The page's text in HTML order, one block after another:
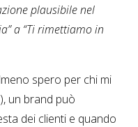
plausibile nel
a “Ti rimettiamo in
spero per chi mi
un brand può
dei clienti e quando